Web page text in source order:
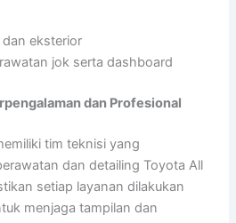
eksterior
jok serta dashboard
dan Profesional
tim teknisi yang
dan detailing Toyota All
setiap layanan dilakukan
menjaga tampilan dan